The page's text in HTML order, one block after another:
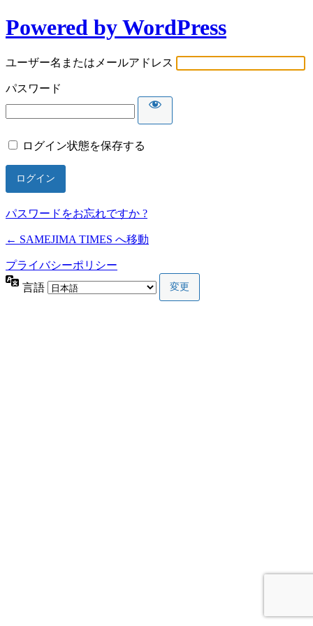
Powered by WordPress
ユーザー名またはメールアドレス
パスワード
ログイン状態を保存する
パスワードをお忘れですか ?
← SAMEJIMA TIMES へ移動
プライバシーポリシー
言語